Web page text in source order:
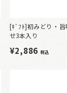
[ｷﾞﾌﾄ]初みどり・
せ3本入り
¥2,886 税込